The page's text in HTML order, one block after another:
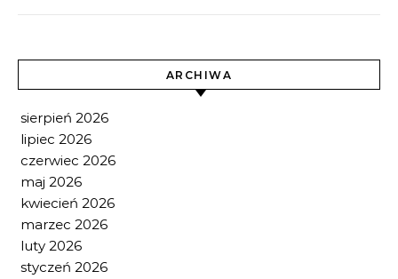
ARCHIWA
sierpień 2026
lipiec 2026
czerwiec 2026
maj 2026
kwiecień 2026
marzec 2026
luty 2026
styczeń 2026